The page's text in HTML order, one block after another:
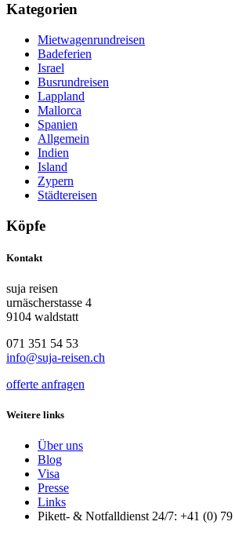
Kategorien
Mietwagenrundreisen
Badeferien
Israel
Busrundreisen
Lappland
Mallorca
Spanien
Allgemein
Indien
Island
Zypern
Städtereisen
Köpfe
Kontakt
suja reisen
urnäscherstasse 4
9104 waldstatt
071 351 54 53
info@suja-reisen.ch
offerte anfragen
Weitere links
Über uns
Blog
Visa
Presse
Links
Pikett- & Notfalldienst 24/7: +41 (0) 79